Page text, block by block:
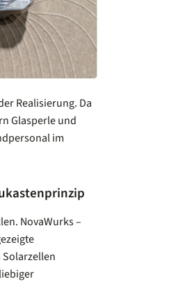
Realisierung. Da
Glasperle und
im
NovaWurks –
Solarzellen